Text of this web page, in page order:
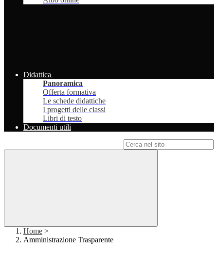
Didattica
Panoramica
Offerta formativa
Le schede didattiche
I progetti delle classi
Libri di testo
Documenti utili
Home >
Amministrazione Trasparente